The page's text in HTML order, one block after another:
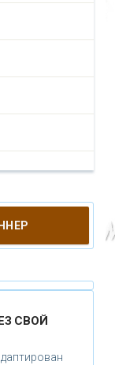
СВОЙ